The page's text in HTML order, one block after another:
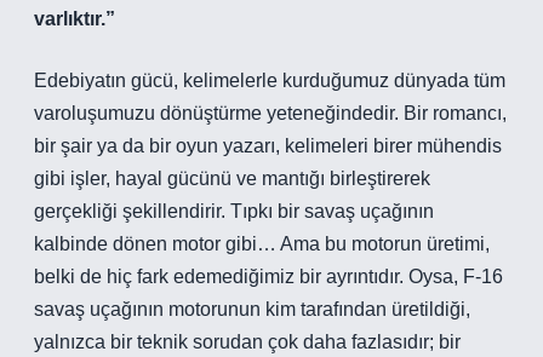
varlıktır.”
Edebiyatın gücü, kelimelerle kurduğumuz dünyada tüm
varoluşumuzu dönüştürme yeteneğindedir. Bir romancı,
bir şair ya da bir oyun yazarı, kelimeleri birer mühendis
gibi işler, hayal gücünü ve mantığı birleştirerek
gerçekliği şekillendirir. Tıpkı bir savaş uçağının
kalbinde dönen motor gibi… Ama bu motorun üretimi,
belki de hiç fark edemediğimiz bir ayrıntıdır. Oysa, F-16
savaş uçağının motorunun kim tarafından üretildiği,
yalnızca bir teknik sorudan çok daha fazlasıdır; bir